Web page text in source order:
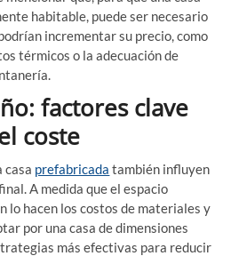
habitable, puede ser necesario
incrementar su precio, como
térmicos o la adecuación de
factores clave
coste
casa prefabricada también influyen
A medida que el espacio
lo hacen los costos de materiales y
por una casa de dimensiones
más efectivas para reducir